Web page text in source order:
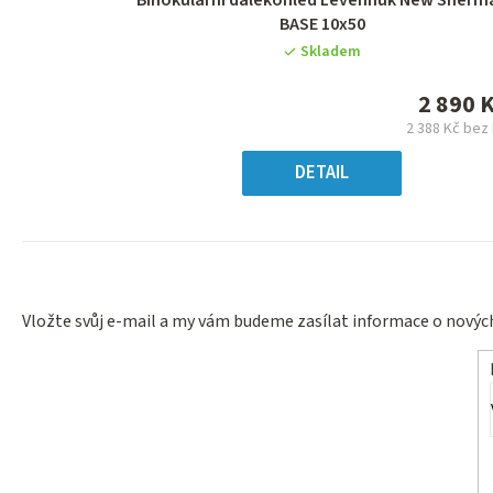
hodnocení
produktu
5
hvězdiček.
BASE 10x50
Skladem
2 890
2 388 Kč bez
DETAIL
Vložte svůj e-mail a my vám budeme zasílat informace o